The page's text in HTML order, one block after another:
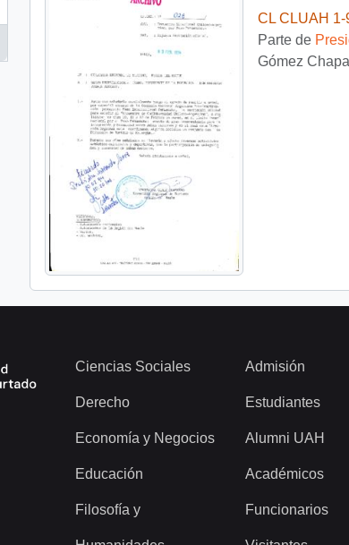
CL CLUAH 1-
Parte de
Gómez
Ciencias Sociales
Derecho
Economía y Negocios
Educación
Filosofía y
Admisión
Estudiantes
Alumni UAH
Académicos
Funcionarios